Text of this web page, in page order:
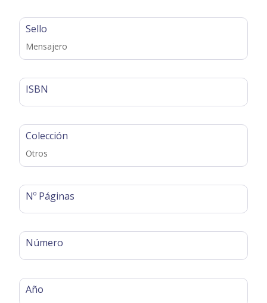
Sello
Mensajero
ISBN
Colección
Otros
Nº Páginas
Número
Año